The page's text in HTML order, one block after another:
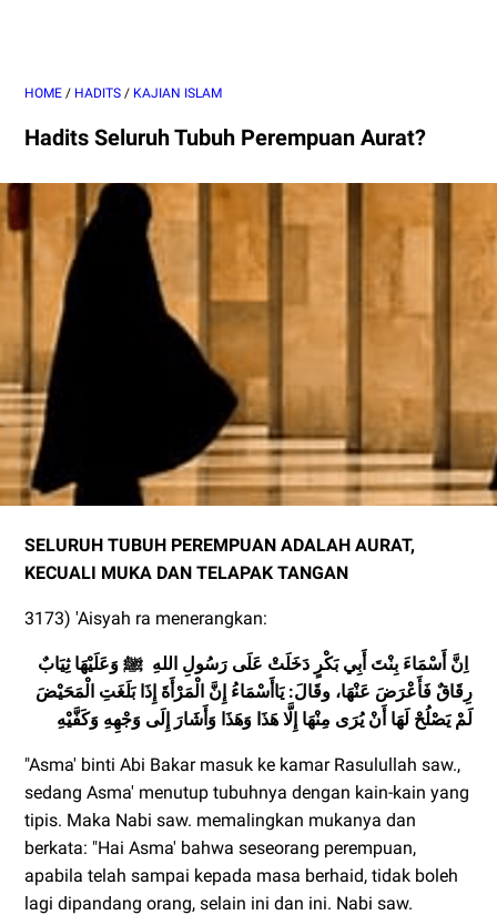
HOME / HADITS / KAJIAN ISLAM
Hadits Seluruh Tubuh Perempuan Aurat?
SELURUH TUBUH PEREMPUAN ADALAH AURAT,
KECUALI MUKA DAN TELAPAK TANGAN
3173) 'Aisyah ra menerangkan:
اِنَّ أَسْمَاءَ بِنْتَ أَبِي بَكْرٍ دَخَلَتْ عَلَى رَسُولِ اللهِ ﷺ وَعَلَيْهَا ثِيَابٌ
رِقَاقٌ فَأَعْرَضَ عَنْهَا، وقَالَ: يَاأَسْمَاءُ إِنَّ الْمَرْأَةَ إِذَا بَلَغَتِ الْمَحَيْضَ
لَمْ يَصْلُحْ لَهَا أَنْ يُرَى مِنْهَا إِلَّا هَذَا وَهَذَا وَأَشَارَ إِلَى وَجْهِهِ وَكَفَّيْهِ
"Asma' binti Abi Bakar masuk ke kamar Rasulullah saw.,
sedang Asma' menutup tubuhnya dengan kain-kain yang
tipis. Maka Nabi saw. memalingkan mukanya dan
berkata: "Hai Asma' bahwa seseorang perempuan,
apabila telah sampai kepada masa berhaid, tidak boleh
lagi dipandang orang, selain ini dan ini. Nabi saw.